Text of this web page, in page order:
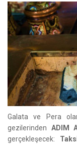
Galata ve Pera
gezilerinden ADIM
gerçekleşecek: